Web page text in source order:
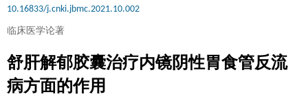
10.16833/j.cnki.jbmc.2021.10.002
临床医学论著
舒肝解郁胶囊治疗内镜阴性胃食管反流
病方面的作用